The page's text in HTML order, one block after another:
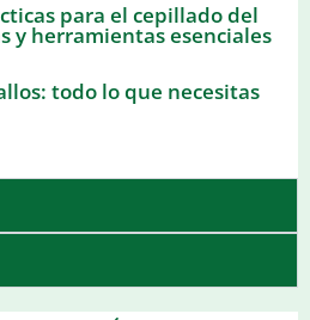
para el cepillado del
y herramientas esenciales
todo lo que necesitas